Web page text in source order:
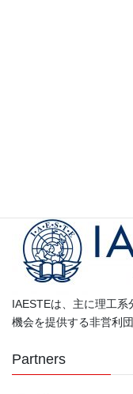
IAESTEは、主に理工
機会を提供する非営利
Partners